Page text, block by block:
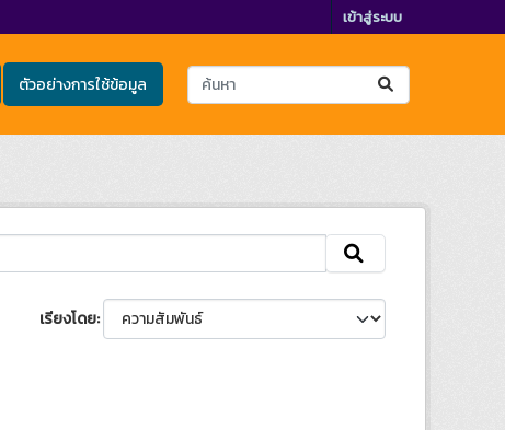
เข้าสู่ระบบ
ตัวอย่างการใช้ข้อมูล
เรียงโดย